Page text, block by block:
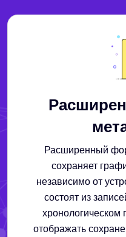
Расширенный
сохраняет
независимо от
состоят из
хронологическом
отображать